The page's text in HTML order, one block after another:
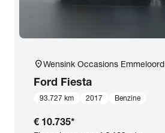
Aantal deuren
location_onWensink Occasions Emmeloord
Ford Fiesta
93.727 km 2017 Benzine
€ 10.735*